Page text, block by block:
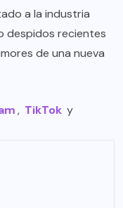
a la industria
despidos recientes
de una nueva
, TikTok y